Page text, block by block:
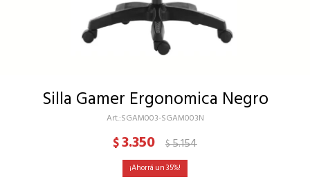
Silla Gamer Ergonomica Negro
SGAM003-SGAM003N
$3.350 $5.154
35